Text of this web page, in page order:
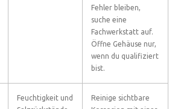
Fehler bleiben,
suche eine
Fachwerkstatt auf.
Öffne Gehäuse nur,
wenn du qualifiziert
bist.
Feuchtigkeit und
Reinige sichtbare